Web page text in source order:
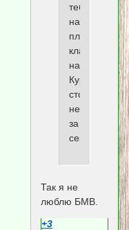
тебя
научу
плитку
Курс
стоит
за
сезон.
Так я не
люблю БМВ.
+3